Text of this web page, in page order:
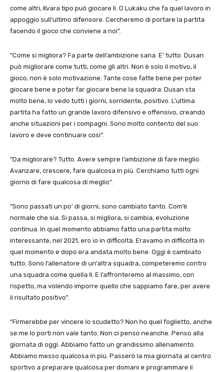
come altri, Kvara tipo può giocare lì. O Lukaku che fa quel lavoro in
appoggio sull’ultimo difensore. Cercheremo di portare la partita
facendo il gioco che conviene a noi”.
“Come si migliora? Fa parte dell’ambizione sana. E’ tutto. Dusan
può migliorare come tutti, come gli altri. Non è solo il motivo, il
gioco, non è solo motivazione. Tante cose fatte bene per poter
giocare bene e poter far giocare bene la squadra: Dusan sta
molto bene, lo vedo tutti i giorni, sorridente, positivo. L’ultima
partita ha fatto un grande lavoro difensivo e offensivo, creando
anche situazioni per i compagni. Sono molto contento del suo
lavoro e deve continuare così”.
“Da migliorare? Tutto. Avere sempre l’ambizione di fare meglio.
Avanzare, crescere, fare qualcosa in più. Cerchiamo tutti ogni
giorno di fare qualcosa di meglio”.
“Sono passati un po’ di giorni, sono cambiato tanto. Com’è
normale che sia. Si passa, si migliora, si cambia, evoluzione
continua. In quel momento abbiamo fatto una partita molto
interessante, nel 2021, ero io in difficoltà. Eravamo in difficoltà in
quel momento e dopo era andata molto bene. Oggi è cambiato
tutto. Sono l’allenatore di un’altra squadra, competeremo contro
una squadra come quella lì. E l’affronteremo al massimo, con
rispetto, ma volendo imporre quello che sappiamo fare, per avere
il risultato positivo”.
“Firmerebbe per vincere lo scudetto? Non ho quel foglietto, anche
se me lo porti non vale tanto. Non ci penso neanche. Penso alla
giornata di oggi. Abbiamo fatto un grandissimo allenamento.
Abbiamo messo qualcosa in più. Passerò la mia giornata al centro
sportivo a preparare qualcosa per domani e programmare il